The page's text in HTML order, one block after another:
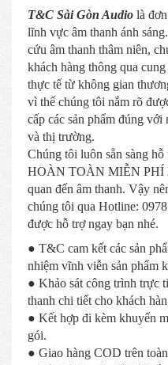
T&C Sài Gòn Audio là
lĩnh vực âm thanh ánh
cứu âm thanh thâm niên,
khách hàng thông qua
thực tế từ không gian
vì thế chúng tôi nắm rõ
cấp các sản phẩm đúng
và thị trường.
Chúng tôi luôn sẵn sàng
HOÀN TOÀN MIỄN PHÍ
quan đến âm thanh. Vậy
chúng tôi qua Hotline:
được hỗ trợ ngay bạn nhé.
● T&C cam kết các sản
nhiệm vĩnh viễn sản phẩm
● Khảo sát công trình trực
thanh chi tiết cho khách
● Kết hợp đi kèm khuyến
gói.
● Giao hàng COD trên